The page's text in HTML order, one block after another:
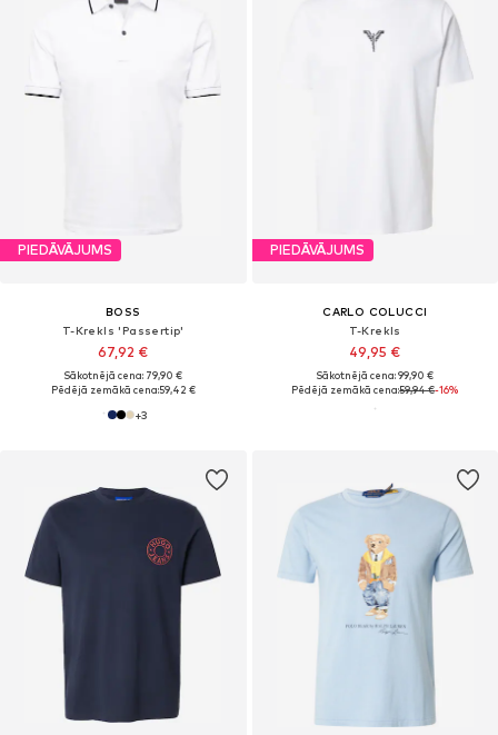
PIEDĀVĀJUMS
BOSS
T-Krekls 'Passertip'
67,92 €
Sākotnējā cena: 79,90 €
Pēdējā zemākā cena:59,42 €
+3
PIEDĀVĀJUMS
CARLO COLUCCI
T-Krekls
49,95 €
Sākotnējā cena: 99,90 €
Pēdējā zemākā cena:59,94 €-16%